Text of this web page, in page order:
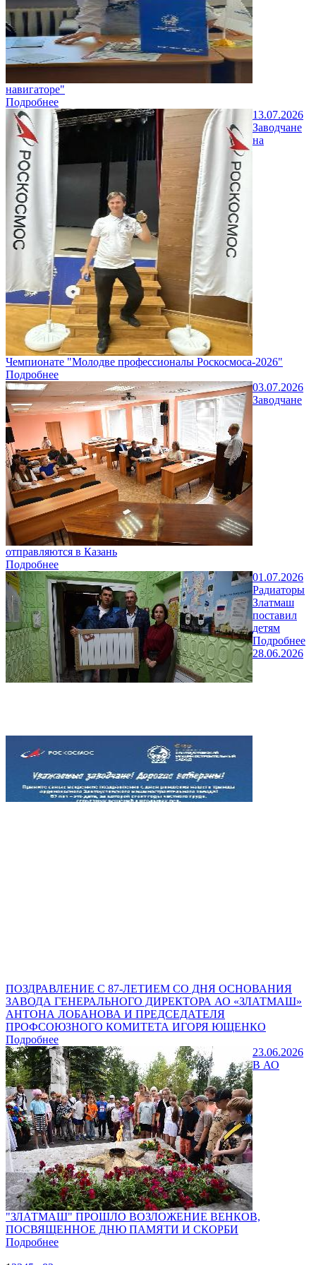
навигаторе"
Подробнее
13.07.2026
Заводчане
на
Чемпионате "Молодве профессионалы Роскосмоса-2026"
Подробнее
03.07.2026
Заводчане
отправляются в Казань
Подробнее
01.07.2026
Радиаторы
Златмаш
поставил
детям
Подробнее
28.06.2026
ПОЗДРАВЛЕНИЕ С 87-ЛЕТИЕМ СО ДНЯ ОСНОВАНИЯ
ЗАВОДА ГЕНЕРАЛЬНОГО ДИРЕКТОРА АО «ЗЛАТМАШ»
АНТОНА ЛОБАНОВА И ПРЕДСЕДАТЕЛЯ
ПРОФСОЮЗНОГО КОМИТЕТА ИГОРЯ ЮЩЕНКО
Подробнее
23.06.2026
В АО
"ЗЛАТМАШ" ПРОШЛО ВОЗЛОЖЕНИЕ ВЕНКОВ,
ПОСВЯЩЕННОЕ ДНЮ ПАМЯТИ И СКОРБИ
Подробнее